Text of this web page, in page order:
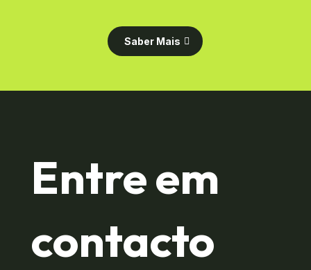
Saber Mais
Entre em
contacto